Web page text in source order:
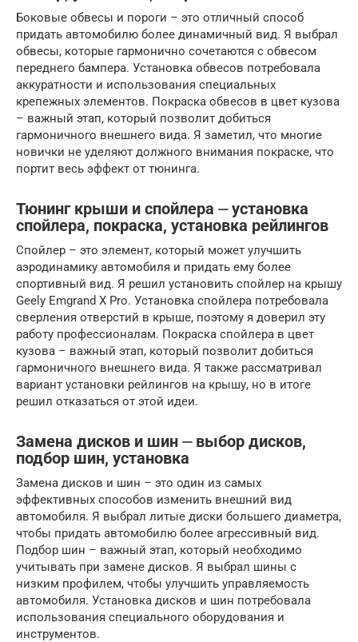
Боковые обвесы и пороги – это отличный способ
придать автомобилю более динамичный вид. Я выбрал
обвесы, которые гармонично сочетаются с обвесом
переднего бампера. Установка обвесов потребовала
аккуратности и использования специальных
крепежных элементов. Покраска обвесов в цвет кузова
– важный этап, который позволит добиться
гармоничного внешнего вида. Я заметил, что многие
новички не уделяют должного внимания покраске, что
портит весь эффект от тюнинга.
Тюнинг крыши и спойлера ⏤ установка
спойлера, покраска, установка рейлингов
Спойлер – это элемент, который может улучшить
аэродинамику автомобиля и придать ему более
спортивный вид. Я решил установить спойлер на крышу
Geely Emgrand X Pro. Установка спойлера потребовала
сверления отверстий в крыше, поэтому я доверил эту
работу профессионалам. Покраска спойлера в цвет
кузова – важный этап, который позволит добиться
гармоничного внешнего вида. Я также рассматривал
вариант установки рейлингов на крышу, но в итоге
решил отказаться от этой идеи.
Замена дисков и шин ⏤ выбор дисков,
подбор шин, установка
Замена дисков и шин – это один из самых
эффективных способов изменить внешний вид
автомобиля. Я выбрал литые диски большего диаметра,
чтобы придать автомобилю более агрессивный вид.
Подбор шин – важный этап, который необходимо
учитывать при замене дисков. Я выбрал шины с
низким профилем, чтобы улучшить управляемость
автомобиля. Установка дисков и шин потребовала
использования специального оборудования и
инструментов.